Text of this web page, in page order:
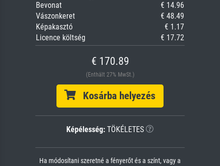
Bevonat
€ 14.96
Vászonkeret
€ 48.49
Képakasztó
€ 1.17
Licence költség
€ 17.72
€ 170.89
(Enthält 27% MwSt.)
Kosárba helyezés
Képélesség: TÖKÉLETES
Ha módosítani szeretné a fényerőt és a színt, vagy a